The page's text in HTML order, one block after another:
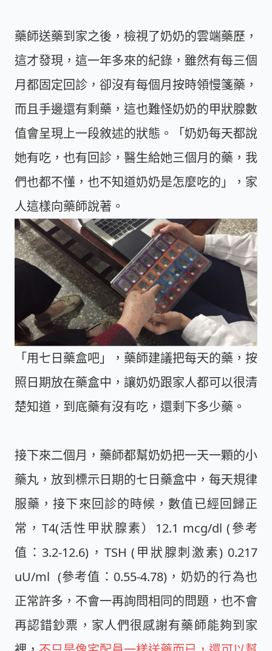
藥師送藥到家之後，檢視了奶奶的雲端藥歷，
這才發現，這一年多來的紀錄，雖然有每三個
月都固定回診，卻沒有每個月按時領慢箋藥，
而且手邊還有剩藥，這也難怪奶奶的甲狀腺數
值會呈現上一段敘述的狀態。「奶奶每天都說
她有吃，也有回診，醫生給她三個月的藥，我
們也都不懂，也不知道奶奶是怎麼吃的」，家
人這樣向藥師說著。
「用七日藥盒吧」，藥師建議把每天的藥，按
照日期放在藥盒中，讓奶奶跟家人都可以很清
楚知道，到底藥有沒有吃，還剩下多少藥。
接下來二個月，藥師都幫奶奶把一天一顆的小
藥丸，放到標示日期的七日藥盒中，每天規律
服藥，接下來回診的時候，數值已經回歸正
常，T4(活性甲狀腺素）12.1 mcg/dl (參考
值：3.2-12.6)，TSH (甲狀腺刺激素) 0.217
uU/ml (參考值：0.55-4.78)，奶奶的行為也
正常許多，不會一再詢問相同的問題，也不會
再認錯鈔票，家人們很感謝有藥師能夠到家